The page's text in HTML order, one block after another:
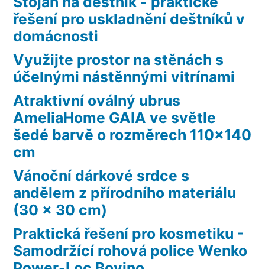
řešení pro uskladnění deštníků v
domácnosti
Využijte prostor na stěnách s
účelnými nástěnnými vitrínami
Atraktivní oválný ubrus
AmeliaHome GAIA ve světle
šedé barvě o rozměrech 110×140
cm
Vánoční dárkové srdce s
andělem z přírodního materiálu
(30 x 30 cm)
Praktická řešení pro kosmetiku -
Samodržící rohová police Wenko